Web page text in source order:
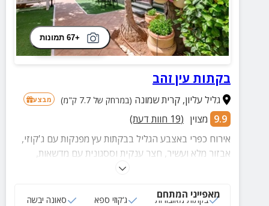
+67 תמונות
בקתות עין זהב
גליל עליון,קרית שמונה (במרחק של 7.7 ק"מ) מבצע
9.9 מצוין (
19 חוות דעת)
אירוח כפרי באצבע הגליל בבקתות עץ מפנקות עם ג'קוזי,
אבזור מלא ועשיר, חצר ענקית וססגונית עם מדשאות,
פינות ישיבה, סאונה יבשה, נדנדות וערסלים, פינת ברביקיו
קסומים.
מאפייני המתחם
בקתות מאובזרות ג‘קוזי ספא סאונה יבשה